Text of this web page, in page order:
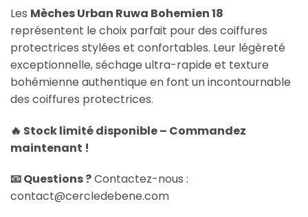
Les Mèches Urban Ruwa Bohemien 18
représentent le choix parfait pour des coiffures
protectrices stylées et confortables. Leur légèreté
exceptionnelle, séchage ultra-rapide et texture
bohémienne authentique en font un incontournable
des coiffures protectrices.
🔥 Stock limité disponible – Commandez
maintenant !
📧 Questions ?Contactez-nous :
contact@cercledebene.com